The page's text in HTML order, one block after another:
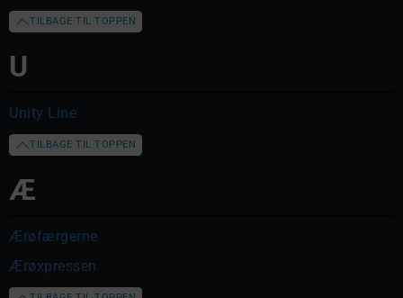
TILBAGE TIL TOPPEN
U
Unity Line
TILBAGE TIL TOPPEN
Æ
Ærøfærgerne
Ærøxpressen